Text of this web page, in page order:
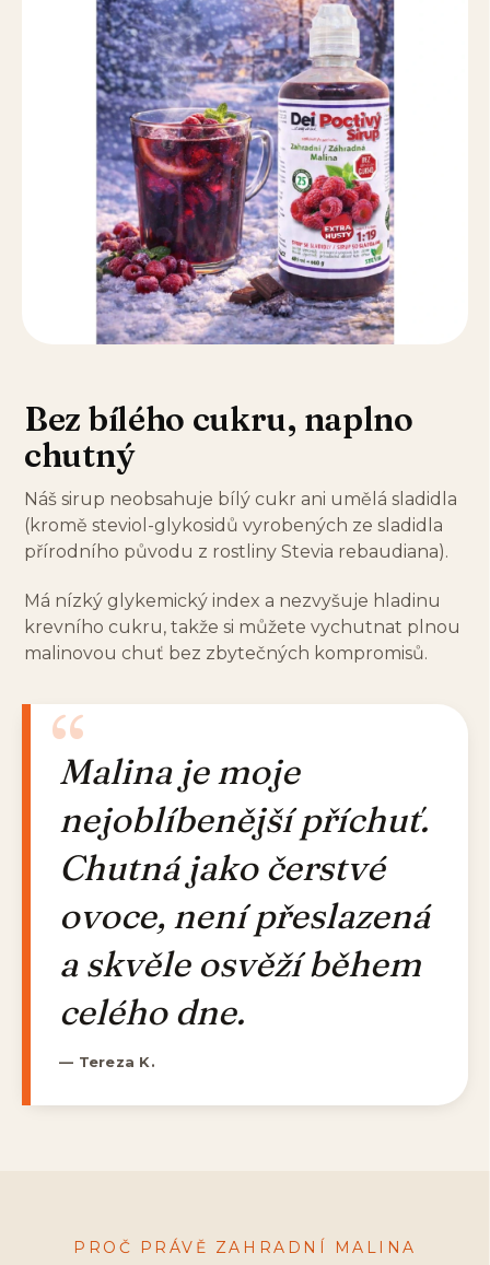
Bez bílého cukru, naplno
chutný
Náš sirup neobsahuje bílý cukr ani umělá sladidla
(kromě steviol-glykosidů vyrobených ze sladidla
přírodního původu z rostliny Stevia rebaudiana).
Má nízký glykemický index a nezvyšuje hladinu
krevního cukru, takže si můžete vychutnat plnou
malinovou chuť bez zbytečných kompromisů.
Malina je moje
nejoblíbenější příchuť.
Chutná jako čerstvé
ovoce, není přeslazená
a skvěle osvěží během
celého dne.
— Tereza K.
PROČ PRÁVĚ ZAHRADNÍ MALINA